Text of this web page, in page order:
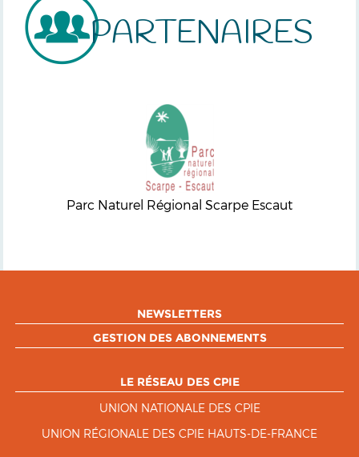
PARTENAIRES
Parc Naturel Régional Scarpe Escaut
NEWSLETTERS
GESTION DES ABONNEMENTS
LE RÉSEAU DES CPIE
UNION NATIONALE DES CPIE
UNION RÉGIONALE DES CPIE HAUTS-DE-FRANCE